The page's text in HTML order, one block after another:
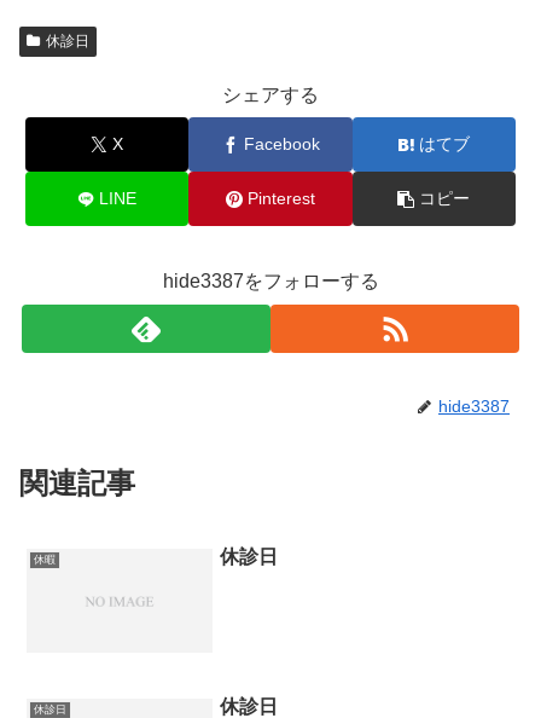
休診日
シェアする
X Facebook はてブ
LINE Pinterest コピー
hide3387をフォローする
hide3387
関連記事
休暇 休診日
休診日 休診日